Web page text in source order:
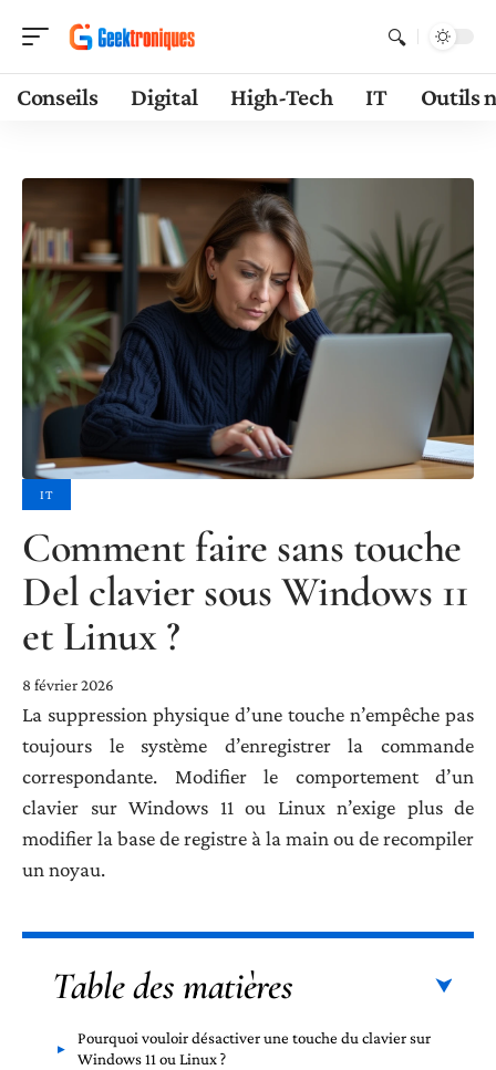
Conseils Digital High-Tech IT Outils
IT
Comment faire sans touche
Del clavier sous Windows 11
et Linux ?
8 février 2026
La suppression physique d’une touche n’empêche pas
toujours le système d’enregistrer la commande
correspondante. Modifier le comportement d’un
clavier sur Windows 11 ou Linux n’exige plus de
modifier la base de registre à la main ou de recompiler
un noyau.
Table des matières
Pourquoi vouloir désactiver une touche du clavier sur
Windows 11 ou Linux ?